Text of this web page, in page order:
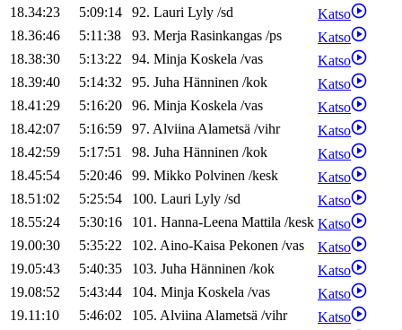
18.34:23
5:09:14 92. Lauri Lyly /sd
Katso
18.36:46
5:11:38 93. Merja Rasinkangas /ps
Katso
18.38:30
5:13:22 94. Minja Koskela /vas
Katso
18.39:40
5:14:32 95. Juha Hänninen /kok
Katso
18.41:29
5:16:20 96. Minja Koskela /vas
Katso
18.42:07
5:16:59 97. AlviinaAlametsä /vihr
Katso
18.42:59
5:17:51 98. Juha Hänninen /kok
Katso
18.45:54
5:20:46 99. Mikko Polvinen /kesk
Katso
18.51:02
5:25:54 100. Lauri Lyly /sd
Katso
18.55:24
5:30:16 101. Hanna-Leena Mattila /kesk Katso
19.00:30
5:35:22 102. Aino-Kaisa Pekonen /vas
Katso
19.05:43
5:40:35 103. Juha Hänninen /kok
Katso
19.08:52
5:43:44 104. Minja Koskela /vas
Katso
19.11:10
5:46:02 105. AlviinaAlametsä /vihr
Katso